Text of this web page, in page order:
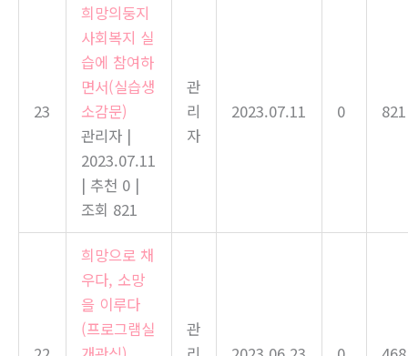
23
희망의둥지
사회복지 실
습에 참여하
면서(실습생
소감문)
관리자 |
2023.07.11
| 추천 0 |
조회 821
관
리
자
2023.07.11 0 821
희망으로 채
우다, 소망
을 이루다
(프로그램실
관